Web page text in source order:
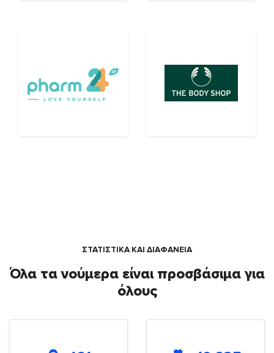
ΣΤΑΤΙΣΤΙΚΑ ΚΑΙ ΔΙΑΦΑΝΕΙΑ
Όλα τα νούμερα είναι προσβάσιμα για
όλους